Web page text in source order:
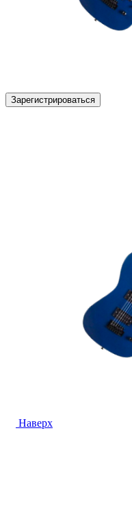
Зарегистрироваться
Наверх